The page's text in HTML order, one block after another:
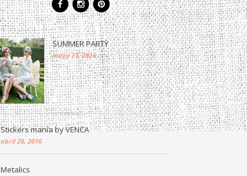
SUMMER PARTY
mayo 31, 2016
Stickers manía by VENCA
abril 28, 2016
Metalics